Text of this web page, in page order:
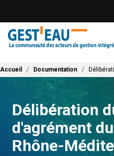
contenu
principal
Fil d'Ariane
Accueil Documentation
Délibération
d'agrément
Rhône-